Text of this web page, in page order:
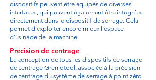
dispositifs peuvent être équipés de diverses
interfaces, qui peuvent également être intégrées
directement dans le dispositif de serrage. Cela
permet d'exploiter encore mieux l'espace
d'usinage de la machine.
Précision de centrage
La conception de tous les dispositifs de serrage
de centrage Gremotool, associée à la précision
de centrage du système de serrage à point zéro